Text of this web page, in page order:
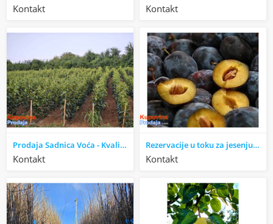
Kontakt Kontakt
Prodaja Sadnica Voća - Kvalitetne Sadnice za Vaš Voćnjak!
Kontakt
Rezervacije u toku za jesenju sadnju voćnih sadnica
Kontakt